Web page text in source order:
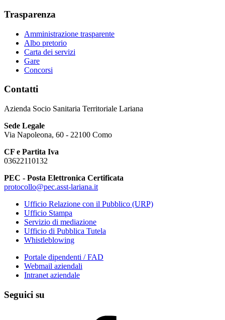
Trasparenza
Amministrazione trasparente
Albo pretorio
Carta dei servizi
Gare
Concorsi
Contatti
Azienda Socio Sanitaria Territoriale Lariana
Sede Legale
Via Napoleona, 60 - 22100 Como
CF e Partita Iva
03622110132
PEC - Posta Elettronica Certificata
protocollo@pec.asst-lariana.it
Ufficio Relazione con il Pubblico (URP)
Ufficio Stampa
Servizio di mediazione
Ufficio di Pubblica Tutela
Whistleblowing
Portale dipendenti / FAD
Webmail aziendali
Intranet aziendale
Seguici su